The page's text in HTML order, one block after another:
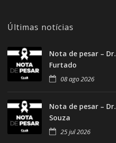
Últimas notícias
Nota de pesar –
Furtado
08 ago 2026
Nota de pesar –
Souza
25 jul 2026